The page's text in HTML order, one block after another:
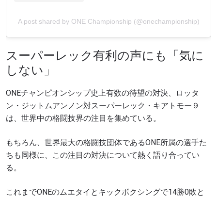
A post shared by ONE Championship (@onechampionship)
スーパーレック有利の声にも「気に
しない」
ONEチャンピオンシップ史上有数の待望の対決、ロッタ
ン・ジットムアンノン対スーパーレック・キアトモー９
は、世界中の格闘技界の注目を集めている。
もちろん、世界最大の格闘技団体であるONE所属の選手た
ちも同様に、この注目の対決について熱く語り合ってい
る。
これまでONEのムエタイとキックボクシングで14勝0敗と